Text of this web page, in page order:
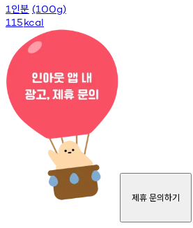
1 인분 (100g)
115kcal
제휴 문의하기